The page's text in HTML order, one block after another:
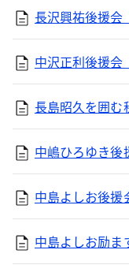
長沢興祐後援会
中沢正利後援会
長島昭久を囲む
中嶋ひろゆき後
中島よしお後援
中島よしお励ま